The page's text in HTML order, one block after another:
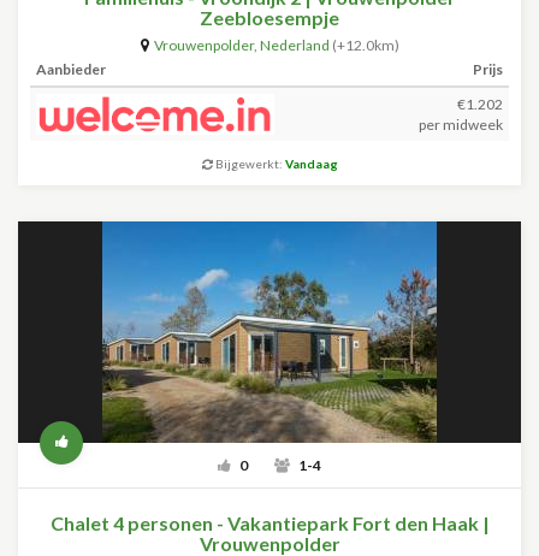
Zeebloesempje
Vrouwenpolder, Nederland (+12.0km)
Aanbieder
Prijs
€1.202
per midweek
Bijgewerkt: Vandaag
0 1-4
Chalet 4 personen - Vakantiepark Fort den Haak |
Vrouwenpolder